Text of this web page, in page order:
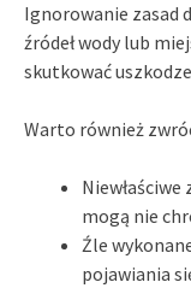
Ignorowanie zasad
źródeł wody lub
skutkować
Warto również
mogą nie
Źle
pojawiania